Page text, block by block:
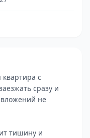
с
сразу и
не
тишину и